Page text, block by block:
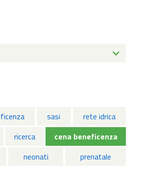
sasi
rete idrica
ricerca
cena beneficenza
neonati prenatale